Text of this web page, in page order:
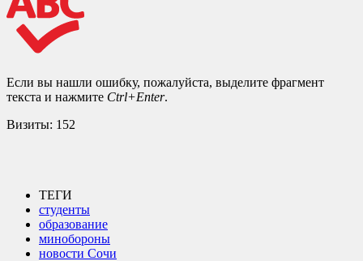
Если вы нашли ошибку, пожалуйста, выделите фрагмент
текста и нажмите Ctrl+Enter.
Визиты: 152
ТЕГИ
студенты
образование
минобороны
новости Сочи